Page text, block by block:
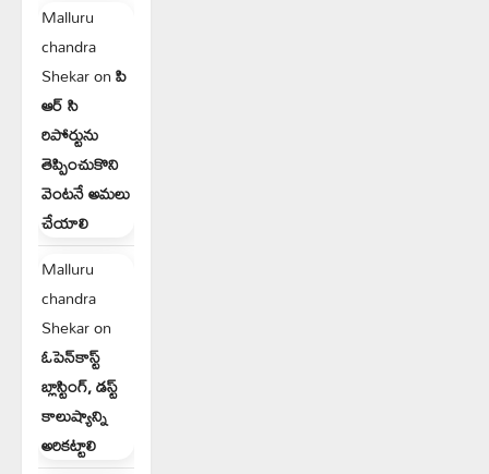
Malluru
chandra
Shekaronపి
ఆర్ సి
రిపోర్టును
తెప్పించుకొని
వెంటనే అమలు
చేయాలి
Malluru
chandra
Shekaron
ఓపెన్‌కాస్ట్
బ్లాస్టింగ్, డస్ట్
కాలుష్యాన్ని
అరికట్టాలి